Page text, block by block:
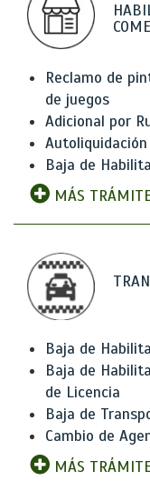
Reclamo de
de juegos
Adicional por
Baja de
MÁS
Baja de
Baja de
de Licencia
Baja de
Cambio de
MÁS